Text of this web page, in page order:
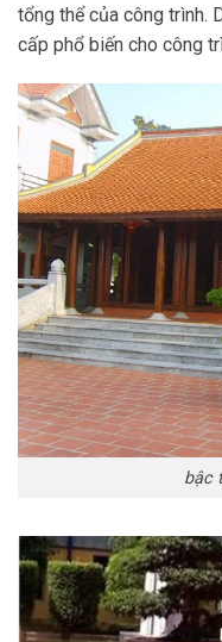
tổng thể của công trình.
cấp phổ biến cho công
bậc